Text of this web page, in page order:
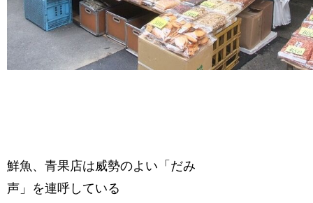
鮮魚、青果店は威勢のよい「だみ
声」を連呼している